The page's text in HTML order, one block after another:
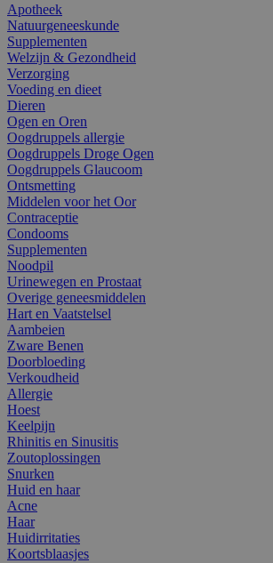
Apotheek
Natuurgeneeskunde
Supplementen
Welzijn & Gezondheid
Verzorging
Voeding en dieet
Dieren
Ogen en Oren
Oogdruppels allergie
Oogdruppels Droge Ogen
Oogdruppels Glaucoom
Ontsmetting
Middelen voor het Oor
Contraceptie
Condooms
Supplementen
Noodpil
Urinewegen en Prostaat
Overige geneesmiddelen
Hart en Vaatstelsel
Aambeien
Zware Benen
Doorbloeding
Verkoudheid
Allergie
Hoest
Keelpijn
Rhinitis en Sinusitis
Zoutoplossingen
Snurken
Huid en haar
Acne
Haar
Huidirritaties
Koortsblaasjes